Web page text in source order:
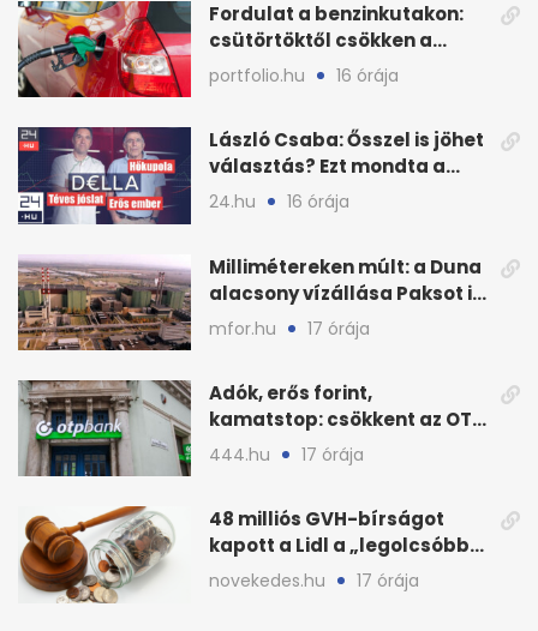
Fordulat a benzinkutakon:
csütörtöktől csökken a
benzin nagykerára
portfolio.hu 16 órája
László Csaba: Ősszel is jöhet
választás? Ezt mondta a
Dellában
24.hu 16 órája
Millimétereken múlt: a Duna
alacsony vízállása Paksot is
veszélyeztette
mfor.hu 17 órája
Adók, erős forint,
kamatstop: csökkent az OTP
eredménye
444.hu 17 órája
48 milliós GVH-bírságot
kapott a Lidl a „legolcsóbb”
állítás miatt
novekedes.hu 17 órája